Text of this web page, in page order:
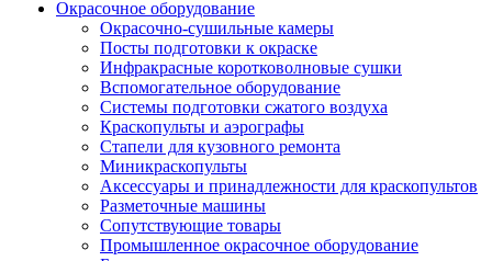
Окрасочное оборудование
Окрасочно-сушильные камеры
Посты подготовки к окраске
Инфракрасные коротковолновые сушки
Вспомогательное оборудование
Системы подготовки сжатого воздуха
Краскопульты и аэрографы
Стапели для кузовного ремонта
Миникраскопульты
Аксессуары и принадлежности для краскопультов
Разметочные машины
Сопутствующие товары
Промышленное окрасочное оборудование